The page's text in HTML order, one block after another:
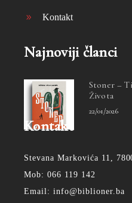
Kontakt
Najnoviji članci
Stoner –
Života
22/01/2026
Kontakt
Stevana Markovića 11,
Mob: 066 119 142
Email: info@biblioner.ba